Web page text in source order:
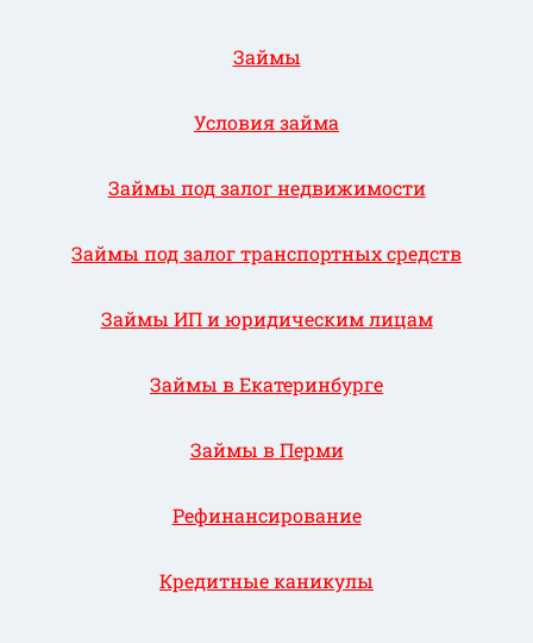
Займы
Условия займа
Займы под залог недвижимости
Займы под залог транспортных средств
Займы ИП и юридическим лицам
Займы в Екатеринбурге
Займы в Перми
Рефинансирование
Кредитные каникулы